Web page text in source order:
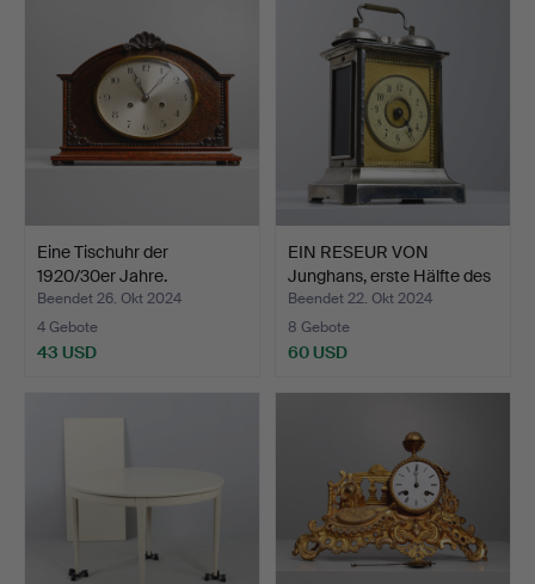
Eine Tischuhr der
1920/30er Jahre.
Beendet 26. Okt 2024
4 Gebote
43 USD
EIN RESEUR VON
Junghans, erste Hälfte des
…
Beendet 22. Okt 2024
8 Gebote
60 USD